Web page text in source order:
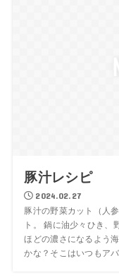
豚汁レシピ
2024.02.27
豚汁の野菜カット（人
ト。 鍋に油少々ひき、
ほどの濃さになるよう
かな？そこはいつもア